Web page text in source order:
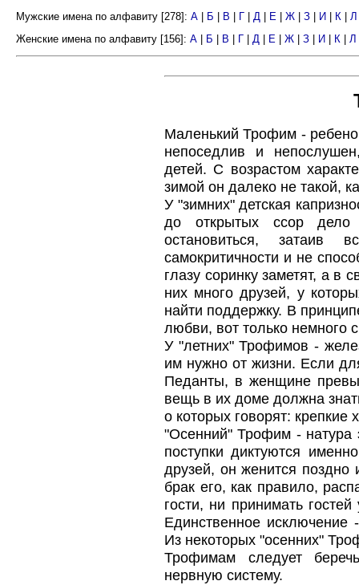
Мужские имена по алфавиту [278]: А Б В Г Д Е Ж З И К Л
Женские имена по алфавиту [156]: А Б В Г Д Е Ж З И К Л
Маленький Трофим -
непоседлив и
детей. С возрастом
зимой он далеко не такой,
У "зимних" детская
до открытых ссор
остановиться,
самокритичности и не
глазу соринку заметят, а в
них много друзей, у
найти поддержку. В
любви, вот только немного
У "летних" Трофимов -
им нужно от жизни. Если
Педанты, в женщине
вещь в их доме должна
о которых говорят: крепкие
"Осенний" Трофим - натура
поступки диктуются
друзей, он женится
брак его, как правило,
гости, ни принимать
Единственное
Из некоторых "осенних"
Трофимам следует
нервную систему.